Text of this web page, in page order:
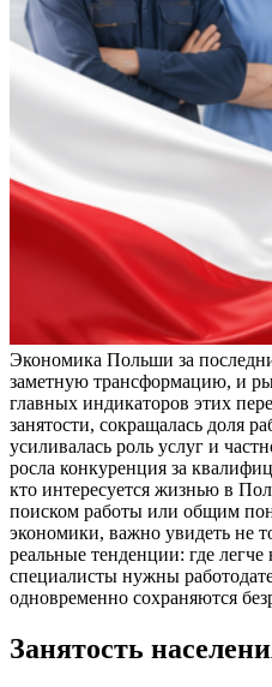
Экономика Польши за
заметную трансформацию, и
главных индикаторов этих
занятости, сокращалась доля
усиливалась роль услуг и
росла конкуренция за
кто интересуется жизнью в
поиском работы или общим
экономики, важно увидеть не
реальные тенденции: где легче
специалисты нужны
одновременно сохраняются
Занятость